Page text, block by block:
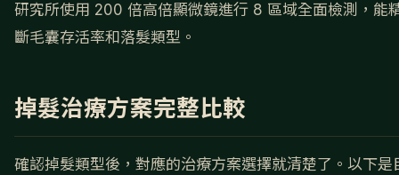
研究所使用 200 倍高倍顯微鏡進行 8 區域全面檢測，能
斷毛囊存活率和落髮類型。
掉髮治療方案完整比較
確認掉髮類型後，對應的治療方案選擇就清楚了。以下是